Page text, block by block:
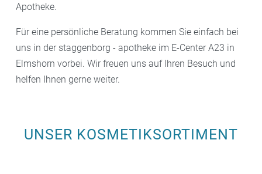
Apotheke.
Für eine persönliche Beratung kommen Sie einfach bei
uns in der staggenborg - apotheke im E-Center A23 in
Elmshorn vorbei. Wir freuen uns auf Ihren Besuch und
helfen Ihnen gerne weiter.
UNSER KOSMETIKSORTIMENT